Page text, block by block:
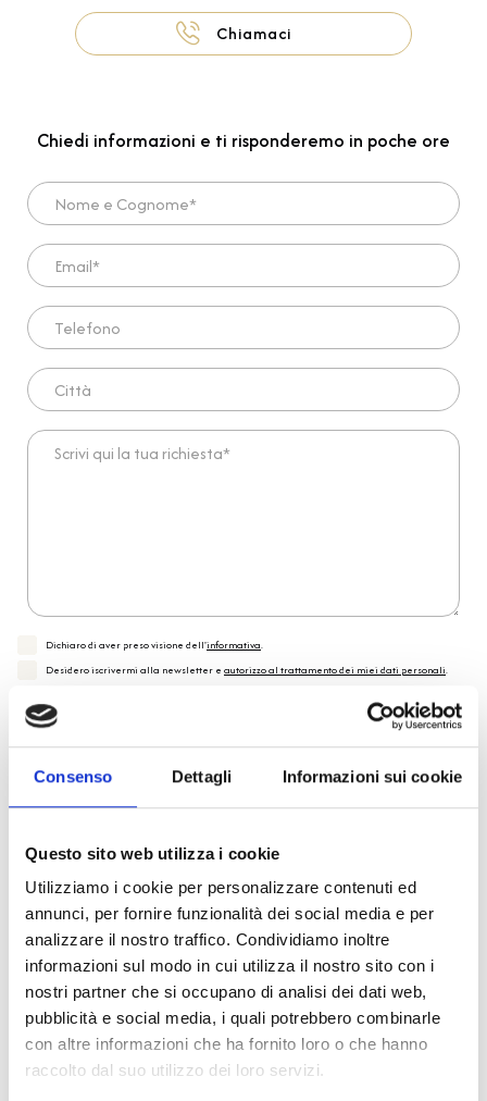
Consenso Dettagli Informazioni sui cookie
Questo sito web utilizza i cookie
Utilizziamo i cookie per personalizzare contenuti ed
annunci, per fornire funzionalità dei social media e per
analizzare il nostro traffico. Condividiamo inoltre
informazioni sul modo in cui utilizza il nostro sito con i
nostri partner che si occupano di analisi dei dati web,
pubblicità e social media, i quali potrebbero combinarle
con altre informazioni che ha fornito loro o che hanno
raccolto dal suo utilizzo dei loro servizi.
Chiamaci
Chiedi informazioni e ti risponderemo in poche ore
Nome e Cognome*
Email*
Telefono
Città
Scrivi qui la tua richiesta*
Dichiaro di aver preso visione dell'informativa.
Desidero iscrivermi alla newsletter e autorizzo al trattamento dei miei dati personali.
Invia richiesta
Spedizione Gratuita
Specifiche Tecniche